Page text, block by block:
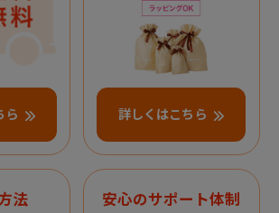
ら 詳しくはこちら
法 安心のサポート体制